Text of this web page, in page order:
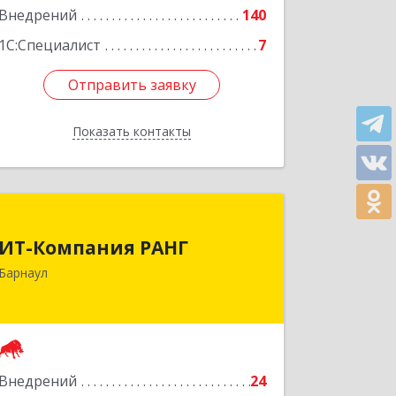
Внедрений
140
1С:Специалист
7
Отправить заявку
Показать контакты
Отправить заявку
Назад
ИТ-Компания РАНГ
Барнаул
Внедрений
24
Подробнее